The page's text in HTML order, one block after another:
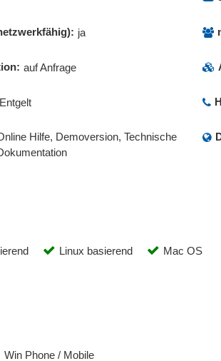
ja
auf Anfrage
Hilfe, Demoversion, Technische
Linux basierend Mac OS
Win Phone / Mobile